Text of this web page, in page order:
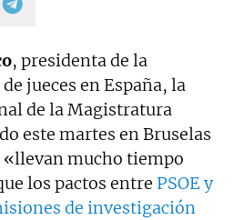
, presidenta de la
jueces en España, la
de la Magistratura
este martes en Bruselas
mucho tiempo
los pactos entre PSOE y
de investigación